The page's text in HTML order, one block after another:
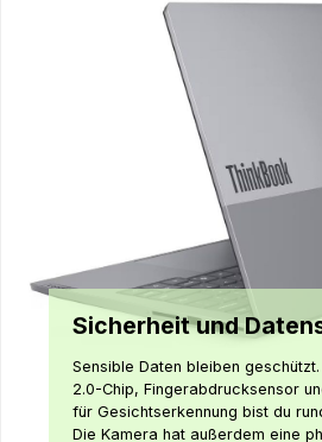
Sicherheit und
Sensible Daten bleiben
2.0-Chip, Fingerabdrucksensor
für Gesichtserkennung bist du
Die Kamera hat außerdem eine